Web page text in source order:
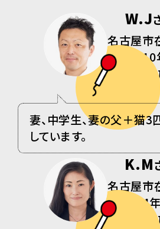
W.J
名古屋市
会員歴10
[同居ご
妻、中学生、妻の父＋猫3
しています。
K.M
名古屋市
会員歴4年
[同居ご